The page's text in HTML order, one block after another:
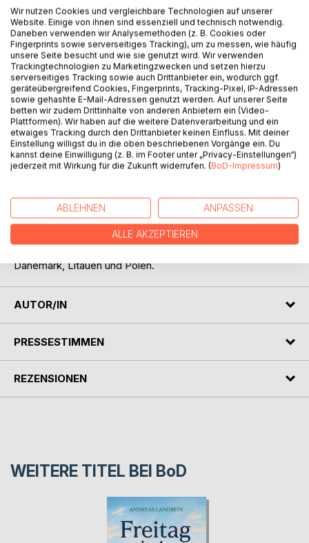
Auf die Merkliste
Titel bewerten
BESCHREIBUNG
Landsberg-Velen führt von Olpe fort nach Burg
Wissen/Troisdorf an der Sieg, nach Kettinghausen bei
Bönen (Unna), nach Wiexeln und Schlampen im damaligen
Dänemark, Litauen und Polen.
AUTOR/IN
PRESSESTIMMEN
REZENSIONEN
WEITERE TITEL BEI BoD
Wir nutzen Cookies und vergleichbare Technologien auf unserer
Website. Einige von ihnen sind essenziell und technisch notwendig.
Daneben verwenden wir Analysemethoden (z. B. Cookies oder
Fingerprints sowie serverseitiges Tracking), um zu messen, wie häufig
unsere Seite besucht und wie sie genutzt wird. Wir verwenden
Trackingtechnologien zu Marketingzwecken und setzen hierzu
serverseitiges Tracking sowie auch Drittanbieter ein, wodurch ggf.
geräteübergreifend Cookies, Fingerprints, Tracking-Pixel, IP-Adressen
sowie gehashte E-Mail-Adressen genutzt werden. Auf unserer Seite
betten wir zudem Drittinhalte von anderen Anbietern ein (Video-
Plattformen). Wir haben auf die weitere Datenverarbeitung und ein
etwaiges Tracking durch den Drittanbieter keinen Einfluss. Mit deiner
Einstellung willigst du in die oben beschriebenen Vorgänge ein. Du
kannst deine Einwilligung (z. B. im Footer unter „Privacy-Einstellungen“)
jederzeit mit Wirkung für die Zukunft widerrufen. (BoD-Impressum)
ABLEHNEN ANPASSEN
ALLE AKZEPTIEREN